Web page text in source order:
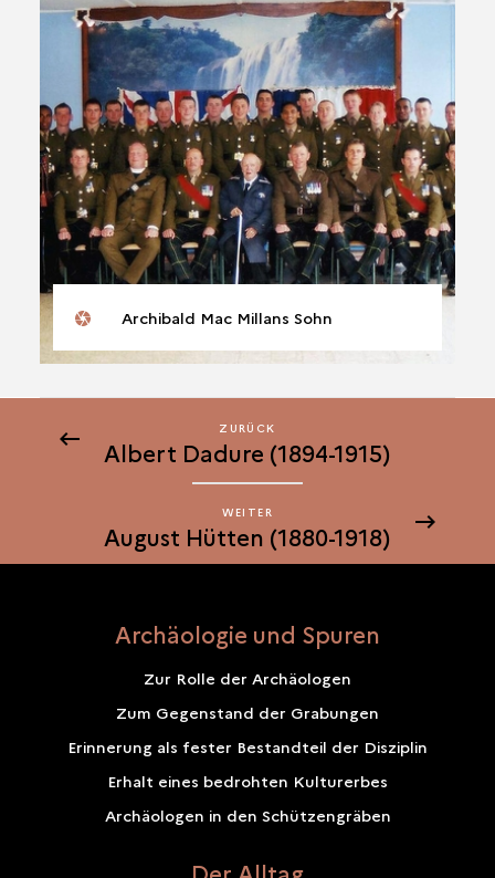
Archibald Mac Millans Sohn
ZURÜCK
AUGUST
HÜTTEN
(1880-
1918)
ZURÜCK
Albert Dadure (1894-1915)
WEITER
AUGUST
HÜTTEN
WEITER
August Hütten (1880-1918)
Archäologie und Spuren
Zur Rolle der Archäologen
Zum Gegenstand der Grabungen
Erinnerung als fester Bestandteil der Disziplin
Erhalt eines bedrohten Kulturerbes
Archäologen in den Schützengräben